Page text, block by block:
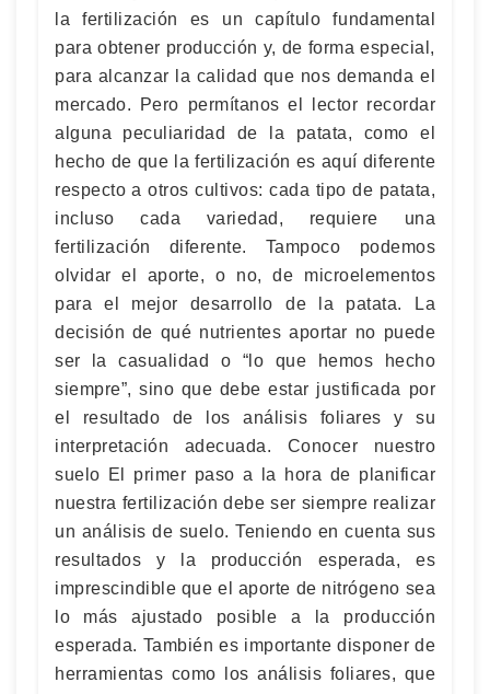
la fertilización es un capítulo fundamental
para obtener producción y, de forma especial,
para alcanzar la calidad que nos demanda el
mercado. Pero permítanos el lector recordar
alguna peculiaridad de la patata, como el
hecho de que la fertilización es aquí diferente
respecto a otros cultivos: cada tipo de patata,
incluso cada variedad, requiere una
fertilización diferente. Tampoco podemos
olvidar el aporte, o no, de microelementos
para el mejor desarrollo de la patata. La
decisión de qué nutrientes aportar no puede
ser la casualidad o “lo que hemos hecho
siempre”, sino que debe estar justificada por
el resultado de los análisis foliares y su
interpretación adecuada. Conocer nuestro
suelo El primer paso a la hora de planificar
nuestra fertilización debe ser siempre realizar
un análisis de suelo. Teniendo en cuenta sus
resultados y la producción esperada, es
imprescindible que el aporte de nitrógeno sea
lo más ajustado posible a la producción
esperada. También es importante disponer de
herramientas como los análisis foliares, que